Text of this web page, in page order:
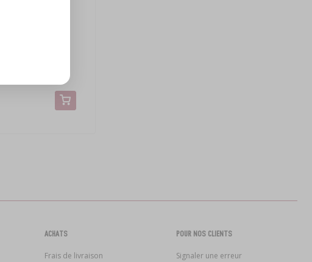
ACHATS
Frais de livraison
POUR NOS CLIENTS
Signaler une erreur